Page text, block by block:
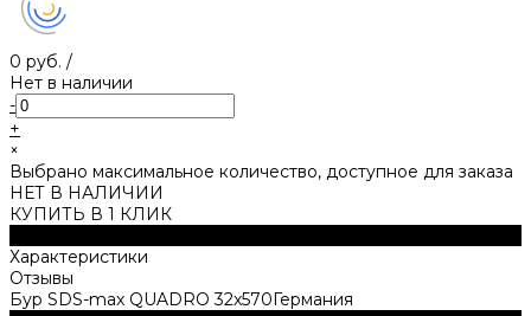
0 руб. /
Нет в наличии
-
+
×
Выбрано максимальное количество, доступное для заказа
НЕТ В НАЛИЧИИ
КУПИТЬ В 1 КЛИК
Характеристики
Отзывы
Бур SDS-max QUADRO 32x570Германия